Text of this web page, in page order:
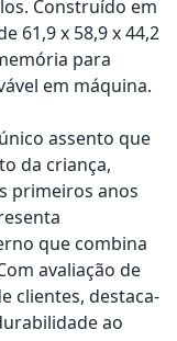
Construído em
61,9 x 58,9 x 44,2
para
em máquina.
assento que
da criança,
primeiros anos
que combina
avaliação de
clientes, destaca-
ao